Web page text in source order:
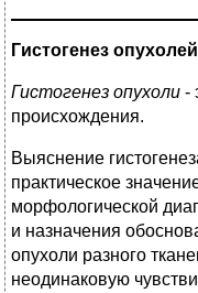
Гистогенез опухолей
Гистогенез опухоли -
происхождения.
Выяснение
практическое
морфологической
и назначения
опухоли разного
неодинаковую